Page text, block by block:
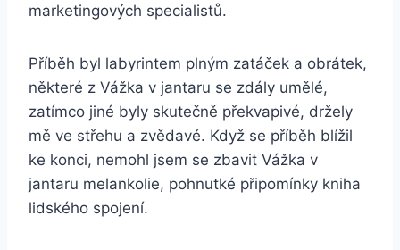
marketingových specialistů.
Příběh byl labyrintem plným zatáček a obrátek,
některé z Vážka v jantaru se zdály umělé,
zatímco jiné byly skutečně překvapivé, držely
mě ve střehu a zvědavé. Když se příběh blížil
ke konci, nemohl jsem se zbavit Vážka v
jantaru melankolie, pohnutké připomínky kniha
lidského spojení.